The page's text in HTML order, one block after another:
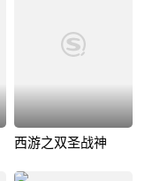
西游之双圣战神